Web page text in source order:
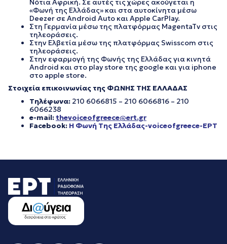
Νότια Αφρική. Σε αυτές τις χώρες ακούγεται η
«Φωνή της Ελλάδας» και στα αυτοκίνητα μέσω
Deezer σε Android Auto και Apple CarPlay.
Στη Γερμανία μέσω της πλατφόρμας MagentaTv στις
τηλεοράσεις.
Στην Ελβετία μέσω της πλατφόρμας Swisscom στις
τηλεοράσεις.
Στην εφαρμογή της Φωνής της Ελλάδας για κινητά
Android και στο play store της google και για iphone
στο apple store.
Στοιχεία επικοινωνίας της ΦΩΝΗΣ ΤΗΣ ΕΛΛΑΔΑΣ
Τηλέφωνα: 210 6066815 – 210 6066816 – 210
6066238
e-mail:thevoiceofgreece@ert.gr
Facebook: Η Φωνή Της Ελλάδας-voiceofgreece-ΕΡΤ